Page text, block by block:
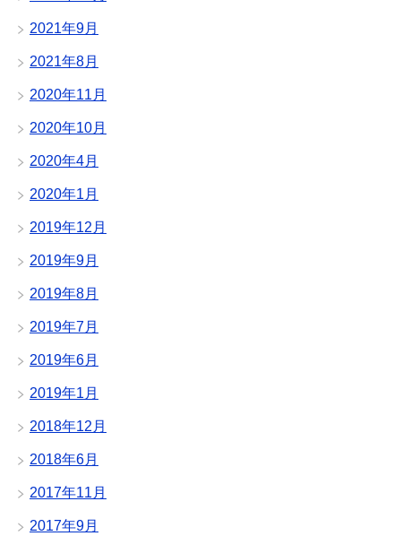
2021年9月
2021年8月
2020年11月
2020年10月
2020年4月
2020年1月
2019年12月
2019年9月
2019年8月
2019年7月
2019年6月
2019年1月
2018年12月
2018年6月
2017年11月
2017年9月